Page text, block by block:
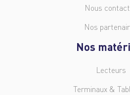
Nous
Nos
Nos
Lecteurs
Terminaux &